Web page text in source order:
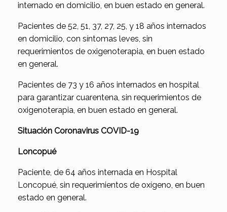
internado en domicilio, en buen estado en general.
Pacientes de 52, 51, 37, 27, 25, y 18 años internados
en domicilio, con síntomas leves, sin
requerimientos de oxigenoterapia, en buen estado
en general.
Pacientes de 73 y 16 años internados en hospital
para garantizar cuarentena, sin requerimientos de
oxigenoterapia, en buen estado en general.
Situación Coronavirus COVID-19
Loncopué
Paciente, de 64 años internada en Hospital
Loncopué, sin requerimientos de oxígeno, en buen
estado en general.